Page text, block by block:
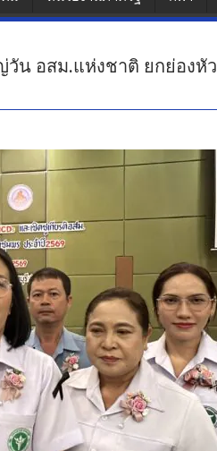
วัน อสม.แห่งชาติ ยกย่อง